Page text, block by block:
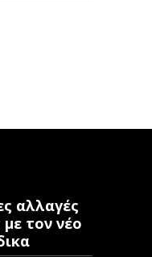
αλλαγές
με τον νέο